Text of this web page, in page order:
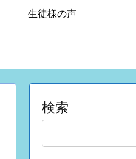
生徒様の声
検索